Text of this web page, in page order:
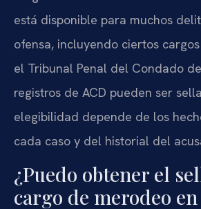
está disponible para muchos
ofensa, incluyendo ciertos
el Tribunal Penal del Condado
registros de ACD pueden ser
elegibilidad depende de los
cada caso y del historial del
¿Puedo obtener el
cargo de merodeo